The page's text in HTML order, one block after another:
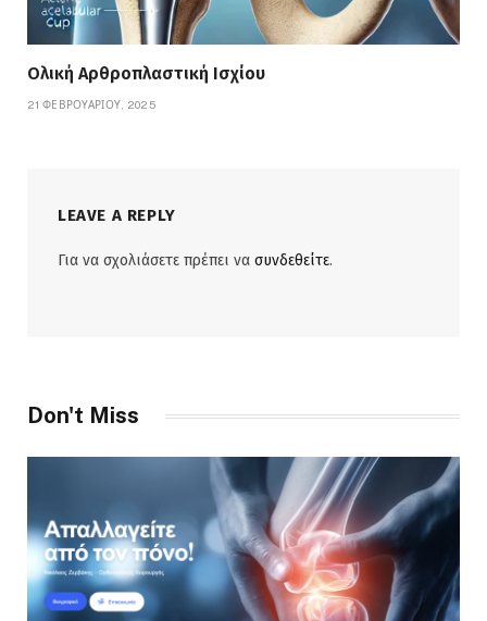
Ολική Αρθροπλαστική Ισχίου
21 ΦΕΒΡΟΥΑΡΊΟΥ, 2025
LEAVE A REPLY
Για να σχολιάσετε πρέπει να συνδεθείτε.
Don't Miss